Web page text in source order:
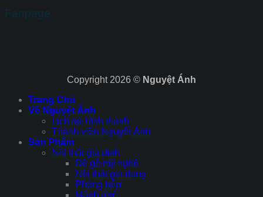
Fanpage
Copyright 2026 © Nguyệt Ánh
Trang Chủ
Về Nguyệt Ánh
Lịch sử hình thành
Thành viên Nguyệt Ánh
Sản Phẩm
Nội thất gia đình
Đồ gỗ mỹ nghệ
Nội thất gia dụng
Phòng bếp